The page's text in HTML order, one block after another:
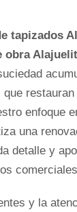
tapizados
obra
restauran
enfoque
una
detalle y
y la